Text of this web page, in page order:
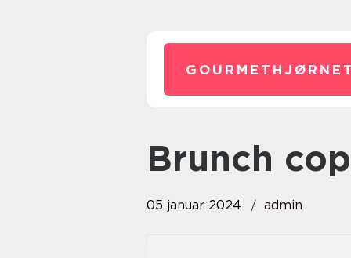
brunch
05 januar 2024 admin